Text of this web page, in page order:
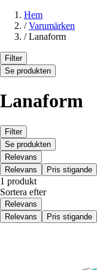
Hem
/ Varumärken
/ Lanaform
Filter
Se produkten
Lanaform
Filter
Se produkten
Relevans
Relevans
Pris stigande
1 produkt
Sortera efter
Relevans
Relevans
Pris stigande